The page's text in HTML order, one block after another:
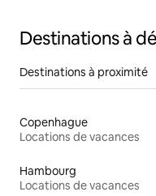
Destinations à
Destinations à proximité
Copenhague
Locations de vacances
Hambourg
Locations de vacances